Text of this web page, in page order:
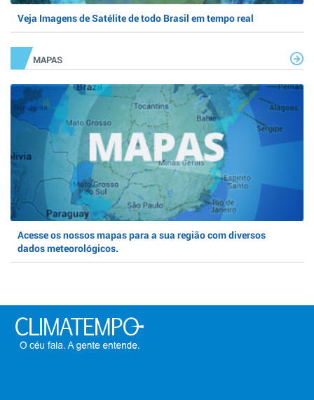
Veja Imagens de Satélite de todo Brasil em tempo real
MAPAS
Acesse os nossos mapas para a sua região com diversos
dados meteorológicos.